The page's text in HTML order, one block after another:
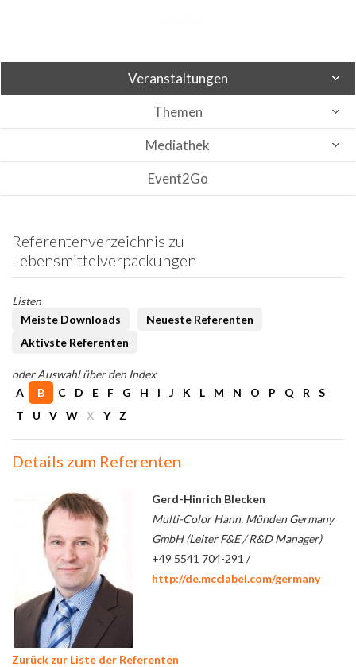
Veranstaltungen
Themen
Mediathek
Event2Go
Referentenverzeichnis zu
Lebensmittelverpackungen
Listen
Meiste Downloads
Neueste Referenten
Aktivste Referenten
oder Auswahl über den Index
A
B C D E F G H I J K L M N O P Q R
S
T
U V W X Y Z
Details zum Referenten
Gerd-Hinrich Blecken
Multi-Color Hann. Münden Germany
GmbH (Leiter F&E / R&D Manager)
+49 5541 704-291 /
http://de.mcclabel.com/germany
Zurück zur Liste der Referenten